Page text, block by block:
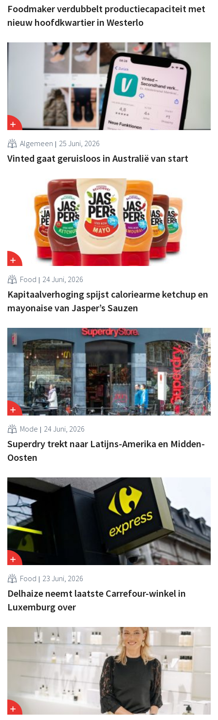
Foodmaker verdubbelt productiecapaciteit met
nieuw hoofdkwartier in Westerlo
Algemeen 25 Juni, 2026
Vinted gaat geruisloos in Australië van start
Food 24 Juni, 2026
Kapitaalverhoging spijst caloriearme ketchup en
mayonaise van Jasper’s Sauzen
Mode 24 Juni, 2026
Superdry trekt naar Latijns-Amerika en Midden-
Oosten
Food 23 Juni, 2026
Delhaize neemt laatste Carrefour-winkel in
Luxemburg over